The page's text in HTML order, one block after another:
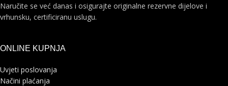
Naručite se već danas i osigurajte originalne rezervne dijelove i
vrhunsku, certificiranu uslugu.
ONLINE KUPNJA
Uvjeti poslovanja
Načini plaćanja